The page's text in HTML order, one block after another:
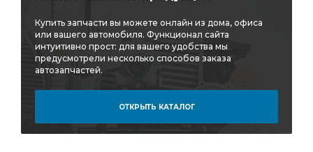
Купить запчасти вы можете онлайн из дома, офиса
или вашего автомобиля. Функционал сайта
интуитивно прост: для вашего удобства мы
предусмотрели несколько способов заказа
автозапчастей.
ОТКРЫТЬ КАТАЛОГ